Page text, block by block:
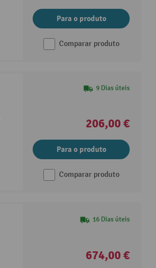
Para o produto
Comparar produto
9 Dias úteis
206,00 €
Para o produto
Comparar produto
16 Dias úteis
674,00 €